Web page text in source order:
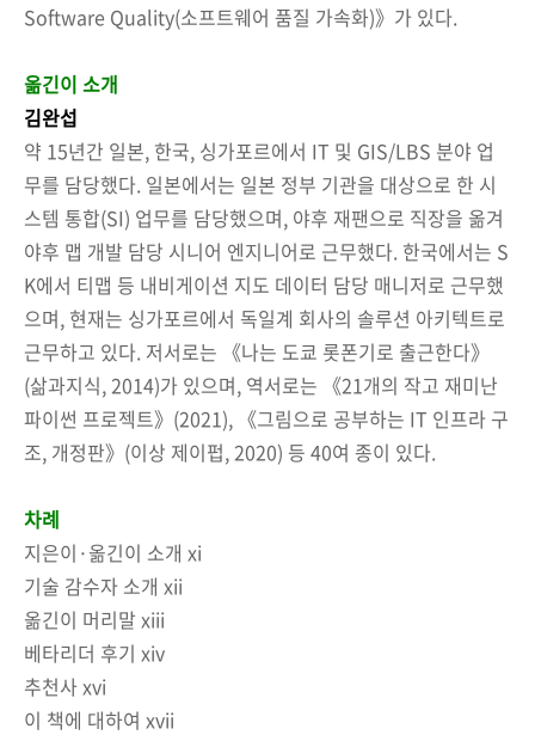
Software Quality(소프트웨어 품질 가속화)》가 있다.
옮긴이 소개
김완섭
약 15년간 일본, 한국, 싱가포르에서 IT 및 GIS/LBS 분야 업
무를 담당했다. 일본에서는 일본 정부 기관을 대상으로 한 시
스템 통합(SI) 업무를 담당했으며, 야후 재팬으로 직장을 옮겨
야후 맵 개발 담당 시니어 엔지니어로 근무했다. 한국에서는 S
K에서 티맵 등 내비게이션 지도 데이터 담당 매니저로 근무했
으며, 현재는 싱가포르에서 독일계 회사의 솔루션 아키텍트로
근무하고 있다. 저서로는 《나는 도쿄 롯폰기로 출근한다》
(삶과지식, 2014)가 있으며, 역서로는 《21개의 작고 재미난
파이썬 프로젝트》(2021), 《그림으로 공부하는 IT 인프라 구
조, 개정판》(이상 제이펍, 2020) 등 40여 종이 있다.
차례
지은이·옮긴이 소개 xi
기술 감수자 소개 xii
옮긴이 머리말 xiii
베타리더 후기 xiv
추천사 xvi
이 책에 대하여 xvii